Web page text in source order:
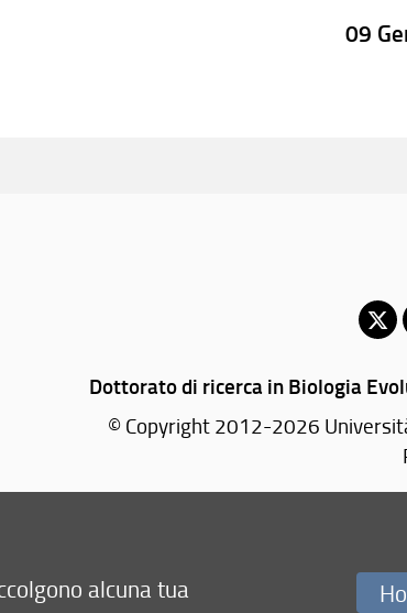
09
Dottorato di ricerca in Biologia
© Copyright 2012-2026
alcuna tua